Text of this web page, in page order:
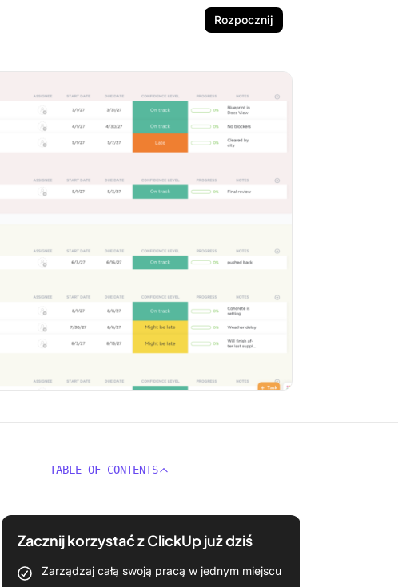
Rozpocznij
TABLE OF CONTENTS
Zacznij korzystać z ClickUp już dziś
Zarządzaj całą swoją pracą w jednym miejscu